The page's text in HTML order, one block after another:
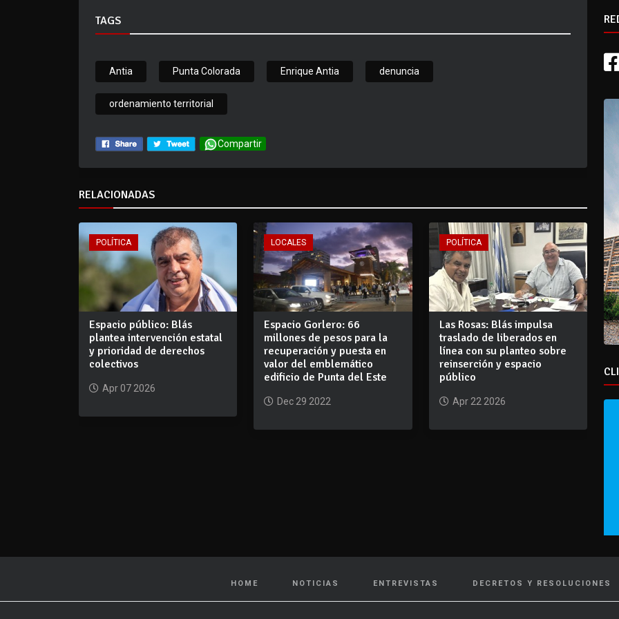
TAGS
Antia Punta Colorada Enrique Antia denuncia
ordenamiento territorial
Compartir
RELACIONADAS
POLÍTICA
Espacio público: Blás
plantea intervención estatal
y prioridad de derechos
colectivos
Apr 07 2026
LOCALES
Espacio Gorlero: 66
millones de pesos para la
recuperación y puesta en
valor del emblemático
edificio de Punta del Este
Dec 29 2022
POLÍTICA
Las Rosas: Blás impulsa
traslado de liberados en
línea con su planteo sobre
reinserción y espacio
público
Apr 22 2026
HOME NOTICIAS ENTREVISTAS DECRETOS Y RESOLUCIONES